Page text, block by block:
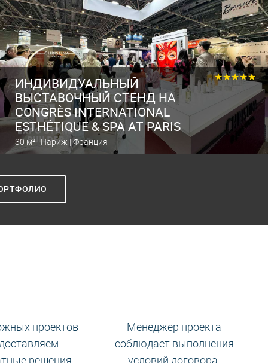
ИНДИВИДУАЛЬНЫЙ
ВЫСТАВОЧНЫЙ СТЕНД НА
CONGRÈS INTERNATIONAL
ESTHÉTIQUE & SPA AT PARIS
★★★★★
30 м² | Париж | Франция
проектов
решения.
Менеджер проекта
соблюдает выполнения
условий договора.